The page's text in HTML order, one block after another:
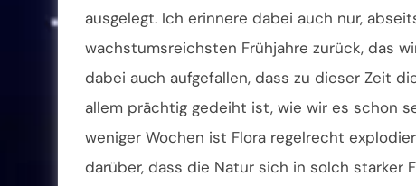
ausgelegt. Ich erinnere dabei auch nur,
wachstumsreichsten Frühjahre zurück, das
dabei auch aufgefallen, dass zu dieser Zeit
allem prächtig gedeiht ist, wie wir es schon
weniger Wochen ist Flora regelrecht
darüber, dass die Natur sich in solch